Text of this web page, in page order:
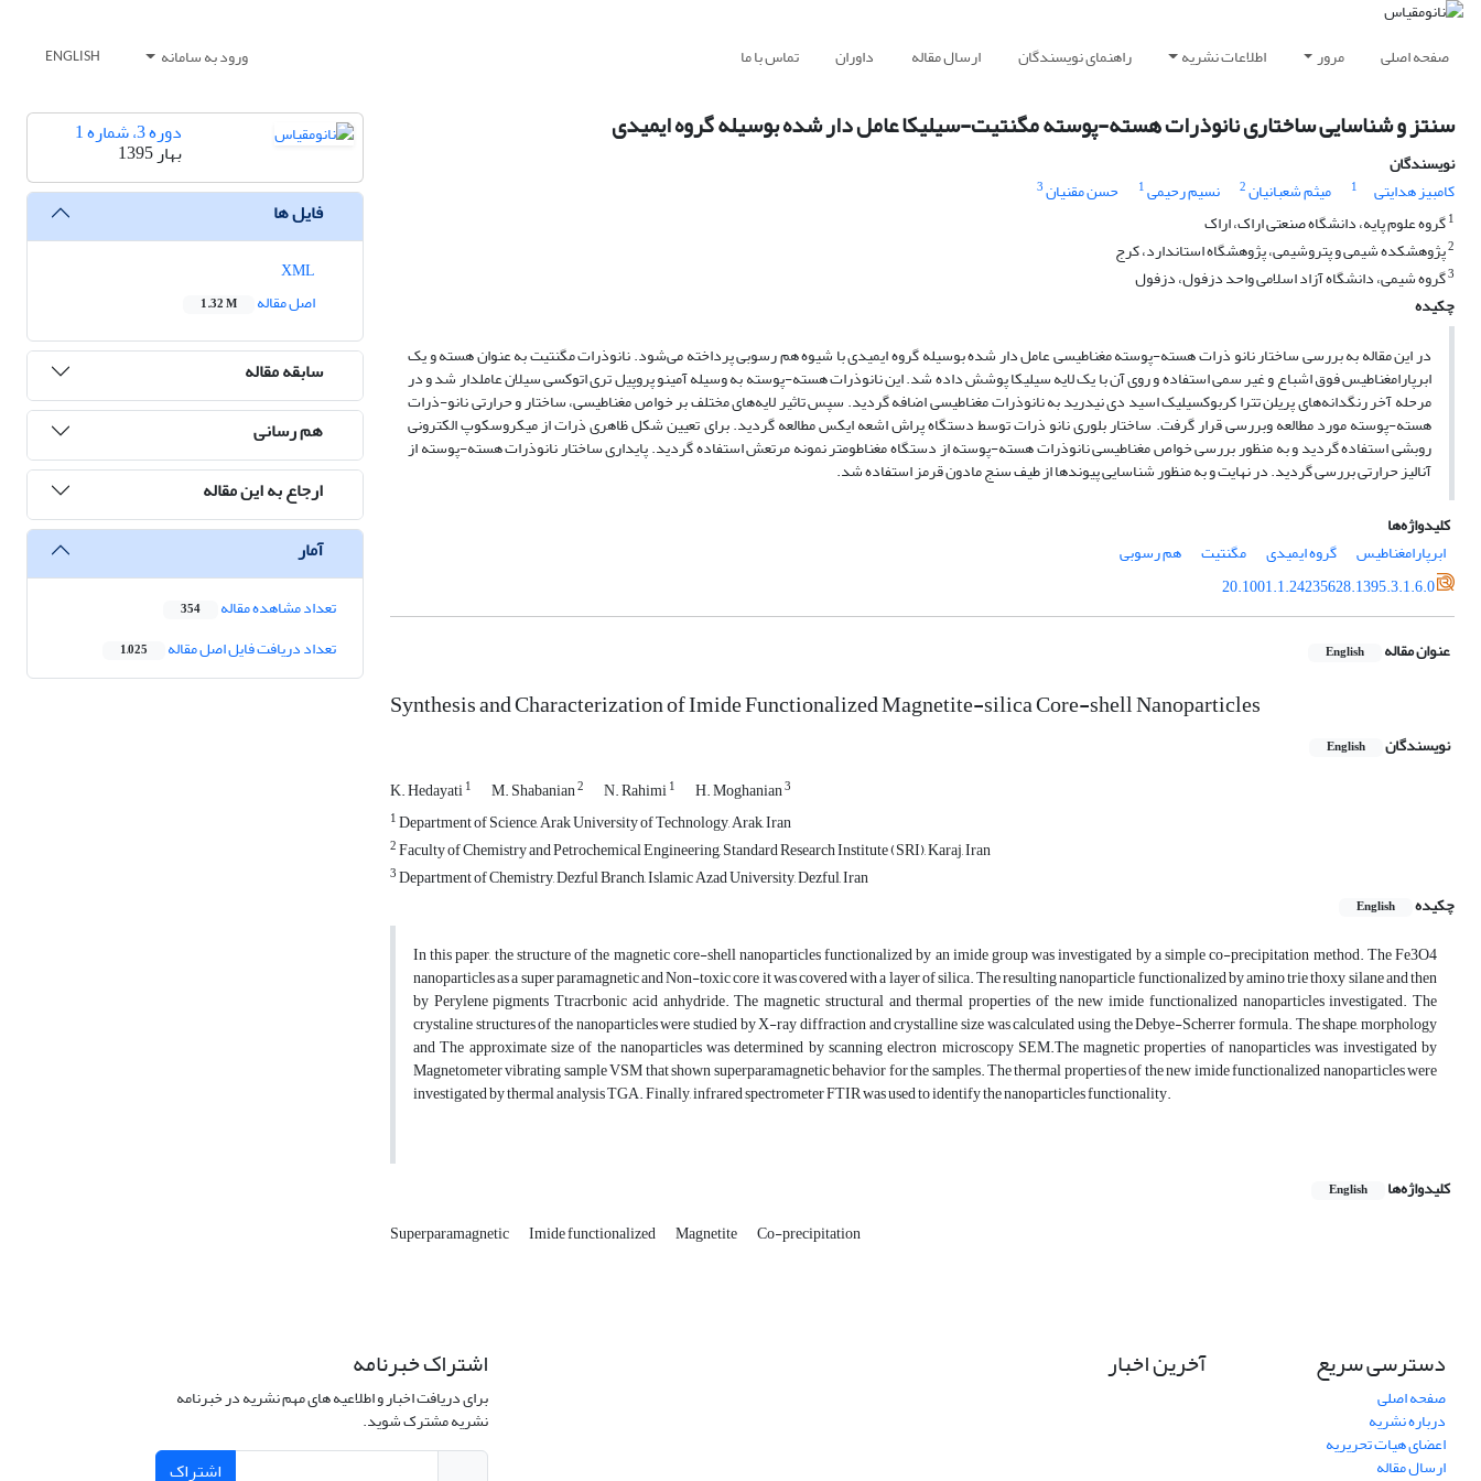
صفحه اصلی مرور اطلاعات نشریه راهنمای نویسندگان ارسال مقاله داوران تماس با ما ورود به سامانه ENGLISH
سنتز و شناسایی ساختاری نانوذرات هسته-پوسته مگنتیت-سیلیکا عامل دار شده بوسیله گروه ایمیدی
نویسندگان
کامبیز هدایتی
1 میثم شعبانیان2 نسیم رحیمی1 حسن مقنیان3
1گروه علوم پایه، دانشگاه صنعتی اراک، اراک
2پژوهشکده شیمی و پتروشیمی، پژوهشگاه استاندارد، کرج
3گروه شیمی، دانشگاه آزاد اسلامی واحد دزفول، دزفول
چکیده
در این مقاله به بررسی ساختار نانو ذرات هسته-پوسته مغناطیسی عامل دار شده بوسیله گروه ایمیدی با شیوه هم رسوبی پرداخته می‌شود. نانو‌ذرات مگنتیت به عنوان هسته و یک
ابر‌پارامغناطیس فوق اشباع و غیر سمی استفاده و روی آن با یک لایه سیلیکا پوشش داده شد. این نانو‌ذرات هسته-پوسته به وسیله آمینو پروپیل تری اتوکسی سیلان عاملدار شد و در
مرحله آخر رنگدانه‌های پریلن تترا کربوکسیلیک اسید دی نیدرید به نانوذرات مغناطیسی اضافه گردید. سپس تاثیر لایه‌های مختلف بر خواص مغناطیسی، ساختار و حرارتی نانو-ذرات
هسته-پوسته مورد مطالعه وبررسی قرار گرفت. ساختار بلوری نانو ذرات توسط دستگاه پراش اشعه ایکس مطالعه گردید. برای تعیین شکل ظاهری ذرات از میکروسکوپ الکترونی
روبشی استفاده گردید و به منظور بررسی خواص مغناطیسی نانوذرات هسته-پوسته از دستگاه مغناطومتر نمونه مرتعش استفاده گردید. پایداری ساختار نانوذرات هسته-پوسته از
آنالیز حرارتی بررسی گردید. در نهایت و به منظور شناسایی پیوندها از طیف سنج مادون قرمز استفاده شد.
کلیدواژه‌ها
ابرپارامغناطیس
گروه ایمیدی مگنتیت
هم رسوبی
20.1001.1.24235628.1395.3.1.6.0
عنوان مقاله English
Synthesis and Characterization of Imide Functionalized Magnetite-silica Core-shell Nanoparticles
نویسندگان English
K. Hedayati1 M. Shabanian2 N. Rahimi1 H. Moghanian3
1Department of Science, Arak University of Technology, Arak, Iran
2Faculty of Chemistry and Petrochemical Engineering, Standard Research Institute (SRI), Karaj, Iran
3Department of Chemistry, Dezful Branch, Islamic Azad University, Dezful, Iran
چکیده
English
In this paper, the structure of the magnetic core-shell nanoparticles functionalized by an imide group was investigated by a simple co-precipitation method. The Fe3O4
nanoparticles as a super paramagnetic and Non-toxic core it was covered with a layer of silica. The resulting nanoparticle functionalized by amino trie thoxy silane and then
by Perylene pigments Ttracrbonic acid anhydride. The magnetic structural and thermal properties of the new imide functionalized nanoparticles investigated. The
crystaline structures of the nanoparticles were studied by X-ray diffraction and crystalline size was calculated using the Debye-Scherrer formula. The shape, morphology
and The approximate size of the nanoparticles was determined by scanning electron microscopy SEM.The magnetic properties of nanoparticles was investigated by
Magnetometer vibrating sample VSM that shown superparamagnetic behavior for the samples. The thermal properties of the new imide functionalized nanoparticles were
investigated by thermal analysis TGA. Finally, infrared spectrometer FTIR was used to identify the nanoparticles functionality.
کلیدواژه‌ها English
Superparamagnetic Imide functionalized Magnetite Co-precipitation
دوره 3، شماره 1
بهار 1395
فایل ها
اصل مقاله
1.32 M
سابقه مقاله
هم رسانی
ارجاع به این مقاله
آمار
تعداد مشاهده مقاله 354
تعداد دریافت فایل اصل مقاله 1,025
دسترسی سریع
صفحه اصلی
درباره نشریه
اعضای هیات تحریریه
ارسال مقاله
آخرین اخبار اشتراک خبرنامه
برای دریافت اخبار و اطلاعیه های مهم نشریه در خبرنامه
نشریه مشترک شوید.
اشتراک